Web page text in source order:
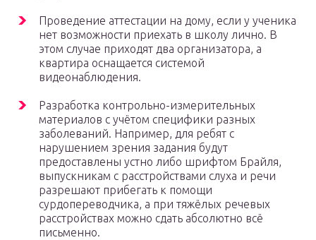
Проведение аттестации на дому, если у ученика
нет возможности приехать в школу лично. В
этом случае приходят два организатора, а
квартира оснащается системой
видеонаблюдения.
Разработка контрольно-измерительных
материалов с учётом специфики разных
заболеваний. Например, для ребят с
нарушением зрения задания будут
предоставлены устно либо шрифтом Брайля,
выпускникам с расстройствами слуха и речи
разрешают прибегать к помощи
сурдопереводчика, а при тяжёлых речевых
расстройствах можно сдать абсолютно всё
письменно.